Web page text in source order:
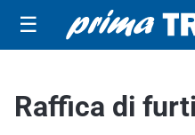
☰
Raffica di